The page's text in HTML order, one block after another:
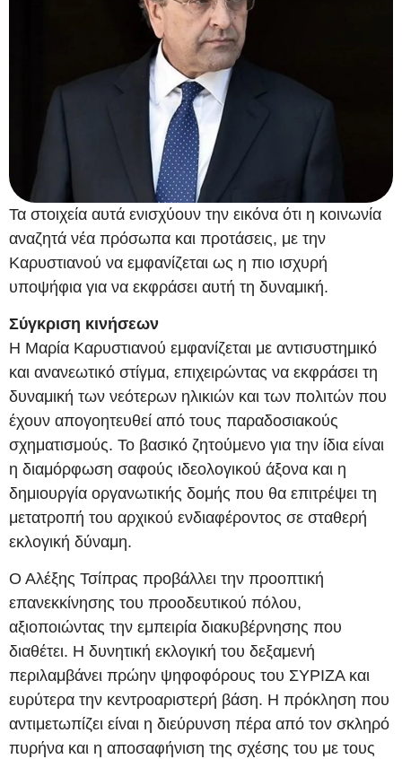
Τα στοιχεία αυτά ενισχύουν την εικόνα ότι η κοινωνία
αναζητά νέα πρόσωπα και προτάσεις, με την
Καρυστιανού να εμφανίζεται ως η πιο ισχυρή
υποψήφια για να εκφράσει αυτή τη δυναμική.
Σύγκριση κινήσεων
Η Μαρία Καρυστιανού εμφανίζεται με αντισυστημικό
και ανανεωτικό στίγμα, επιχειρώντας να εκφράσει τη
δυναμική των νεότερων ηλικιών και των πολιτών που
έχουν απογοητευθεί από τους παραδοσιακούς
σχηματισμούς. Το βασικό ζητούμενο για την ίδια είναι
η διαμόρφωση σαφούς ιδεολογικού άξονα και η
δημιουργία οργανωτικής δομής που θα επιτρέψει τη
μετατροπή του αρχικού ενδιαφέροντος σε σταθερή
εκλογική δύναμη.
Ο Αλέξης Τσίπρας προβάλλει την προοπτική
επανεκκίνησης του προοδευτικού πόλου,
αξιοποιώντας την εμπειρία διακυβέρνησης που
διαθέτει. Η δυνητική εκλογική του δεξαμενή
περιλαμβάνει πρώην ψηφοφόρους του ΣΥΡΙΖΑ και
ευρύτερα την κεντροαριστερή βάση. Η πρόκληση που
αντιμετωπίζει είναι η διεύρυνση πέρα από τον σκληρό
πυρήνα και η αποσαφήνιση της σχέσης του με τους